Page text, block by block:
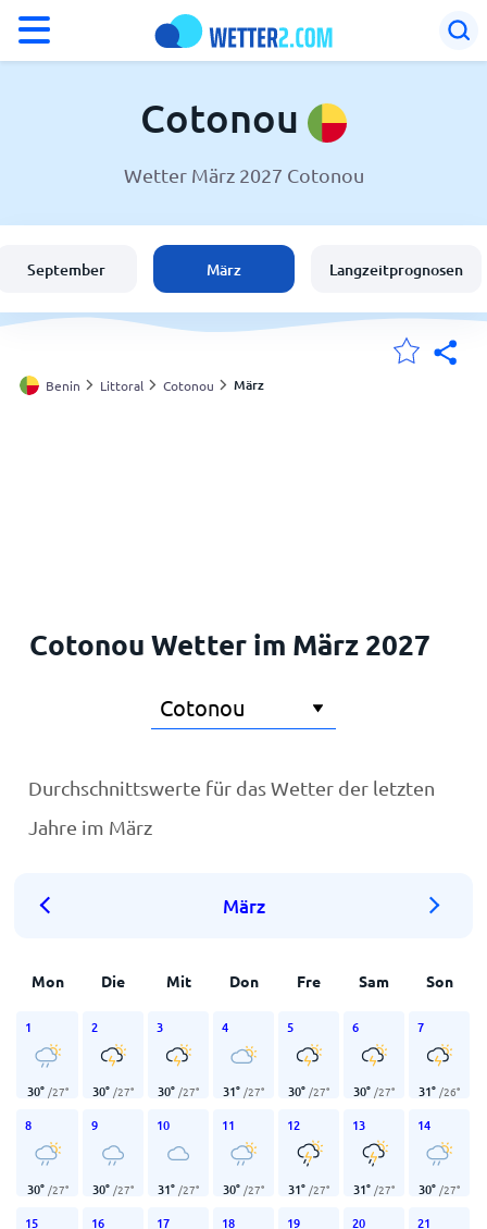
Wetter in Cotonou
Schweiz
Deutschland
Cotonou
Wetter März 2027 Cotonou
September März Langzeitprognosen
Benin Littoral Cotonou März
Cotonou Wetter im März 2027
Durchschnittswerte für das Wetter der letzten
Jahre im März
März
Mon Die Mit Don Fre Sam Son
1
30° /27°
2
30° /27°
3
30° /27°
4
31° /27°
5
30° /27°
6
30° /27°
7
31° /26°
8
30° /27°
9
30° /27°
10
31° /27°
11
30° /27°
12
31° /27°
13
31° /27°
14
30° /27°
15 16 17 18 19 20 21